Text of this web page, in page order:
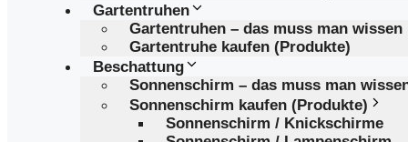
Gartentruhen
Gartentruhen – das muss man wissen
Gartentruhe kaufen (Produkte)
Beschattung
Sonnenschirm – das muss man
Sonnenschirm kaufen (Produkte)
Sonnenschirm / Knickschirme